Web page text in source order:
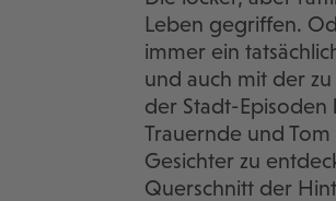
Leben gegriffen.
immer ein
und auch mit der
der Stadt-Episoden
Trauernde und
Gesichter zu
Querschnitt der